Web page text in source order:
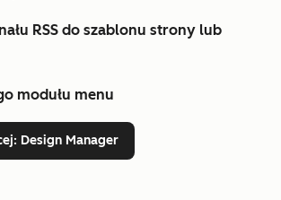
RSS do szablonu strony lub
modułu menu
: Design Manager